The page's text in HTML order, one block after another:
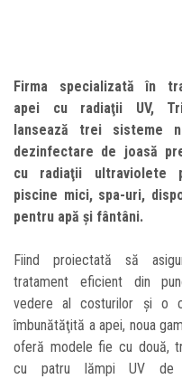
Firma specializată în
apei cu radiaţii UV,
lansează trei sisteme
dezinfectare de joasă
cu radiaţii ultraviolete
piscine mici, spa-uri,
pentru apă şi fântâni.
Fiind proiectată să
tratament eficient din
vedere al costurilor şi o
îmbunătăţită a apei, noua
oferă modele fie cu două,
cu patru lămpi UV de